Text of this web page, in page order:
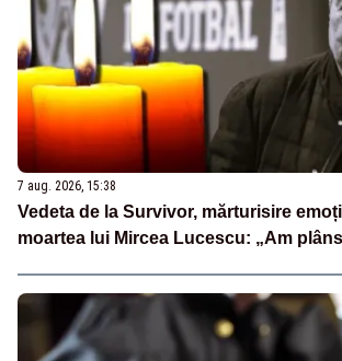
7 aug. 2026, 15:38
Vedeta de la Survivor, mărturisire
moartea lui Mircea Lucescu: „Am